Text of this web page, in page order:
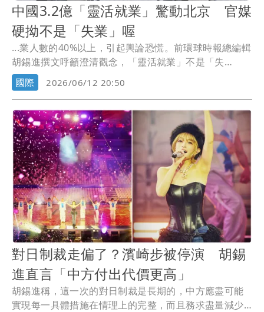
中國3.2億「靈活就業」驚動北京 官媒
硬拗不是「失業」喔
...業人數的40%以上，引起輿論恐慌。前環球時報總編輯
胡錫進撰文呼籲澄清觀念，「靈活就業」不是「失
業」、...
國際 2026/06/12 20:50
對日制裁走偏了？濱崎步被停演 胡錫
進直言「中方付出代價更高」
胡錫進稱，這一次的對日制裁是長期的，中方應盡可能
實現每一具體措施在情理上的完整，而且務求盡量減少